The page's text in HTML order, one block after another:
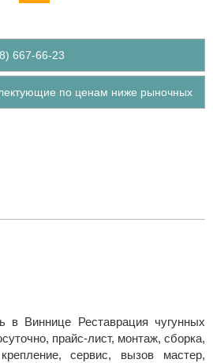
667-66-23
по ценам ниже рыночных
в Виннице Реставрация чугунных
прайс-лист, монтаж, сборка,
сервис, вызов мастер,